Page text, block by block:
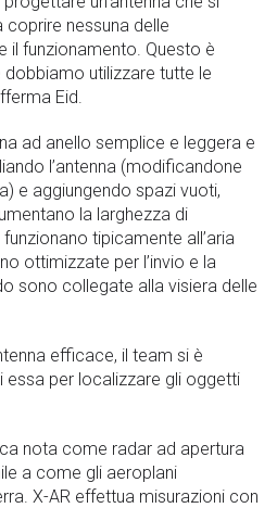
nessuna delle
funzionamento. Questo è
utilizzare tutte le
Eid.
ad anello semplice e leggera e
l’antenna (modificandone
e aggiungendo spazi vuoti,
la larghezza di
tipicamente all’aria
ottimizzate per l’invio e la
sono collegate alla visiera delle
efficace, il team si è
essa per localizzare gli oggetti
nota come radar ad apertura
a come gli aeroplani
X-AR effettua misurazioni con